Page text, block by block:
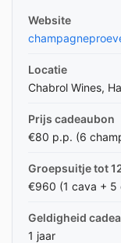
Website
Locatie
Chabrol Wines,
Prijs cadeaubon
€80 p.p. (6
Groepsuitje tot
€960 (1 cava + 5
Geldigheid
1 jaar